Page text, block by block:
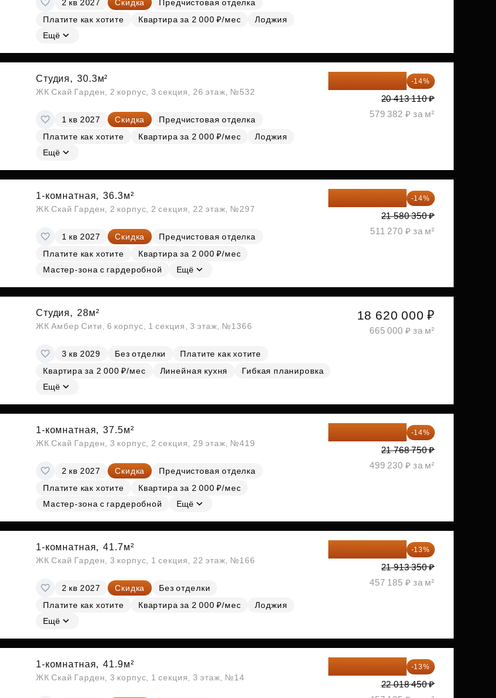
Субсидии
2 кв 2027 Скидка
Предчистовая отделка
Платите как хотите
Квартира за 2 000 ₽/мес
Лоджия
Ещё
Студия, 30.3м²
ЖК Скай Гарден, 2 корпус, 3 секция, 26 этаж, №532
1 кв 2027 Скидка
Предчистовая отделка
Платите как хотите
Квартира за 2 000 ₽/мес
Лоджия
Ещё
-14%
20 413 110 ₽
579 382 ₽ за м²
1-комнатная, 36.3м²
ЖК Скай Гарден, 2 корпус, 2 секция, 22 этаж, №297
1 кв 2027 Скидка
Предчистовая отделка
Платите как хотите
Квартира за 2 000 ₽/мес
Мастер-зона с гардеробной
Ещё
-14%
21 580 350 ₽
511 270 ₽ за м²
Студия, 28м²
ЖК Амбер Сити, 6 корпус, 1 секция, 3 этаж, №1366
3 кв 2029 Без отделки
Платите как хотите
Квартира за 2 000 ₽/мес
Линейная кухня
Гибкая планировка
Ещё
18 620 000 ₽
665 000 ₽ за м²
1-комнатная, 37.5м²
ЖК Скай Гарден, 3 корпус, 2 секция, 29 этаж, №419
2 кв 2027 Скидка
Предчистовая отделка
Платите как хотите
Квартира за 2 000 ₽/мес
Мастер-зона с гардеробной
Ещё
-14%
21 768 750 ₽
499 230 ₽ за м²
1-комнатная, 41.7м²
ЖК Скай Гарден, 3 корпус, 1 секция, 22 этаж, №166
2 кв 2027 Скидка
Без отделки
Платите как хотите
Квартира за 2 000 ₽/мес
Лоджия
Ещё
-13%
21 913 350 ₽
457 185 ₽ за м²
1-комнатная, 41.9м²
ЖК Скай Гарден, 3 корпус, 1 секция, 3 этаж, №14
-13%
22 018 450 ₽